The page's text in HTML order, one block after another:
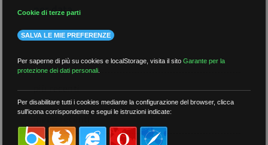
per data
più recenti
meno recenti
Cookie di terze parti
SALVA LE MIE PREFERENZE
Per saperne di più su cookies e localStorage, visita il sitoGarante per la
protezione dei dati personali
Per disabilitare tutti i cookies mediante la configurazione del browser, clicca
sull'icona corrispondente e segui le istruzioni indicate: